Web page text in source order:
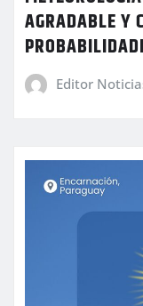
AGRADABLE Y
Editor